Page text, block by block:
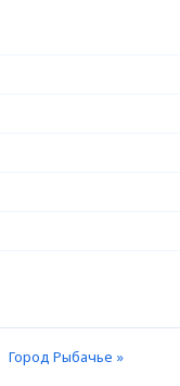
Город Рыбачье »